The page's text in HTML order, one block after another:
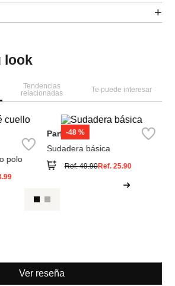
+
look
Tendencias
relacionadas
Te puede interesar